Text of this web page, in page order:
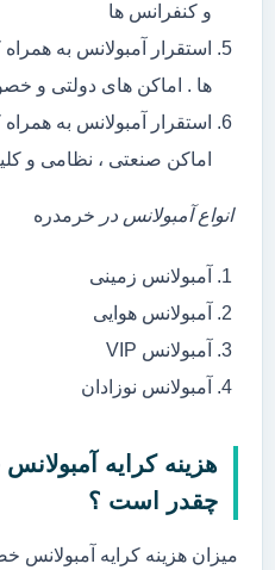
و کنفرانس ها
استقرار آمبولانس به
ها . اماکن های دولتی و
استقرار آمبولانس به
اماکن صنعتی ، نظامی و
انواع آمبولانس در خرمدره
آمبولانس زمینی
آمبولانس هوایی
آمبولانس VIP
آمبولانس نوزادان
هزینه کرایه
چقدر است ؟
میزان هزینه کرایه